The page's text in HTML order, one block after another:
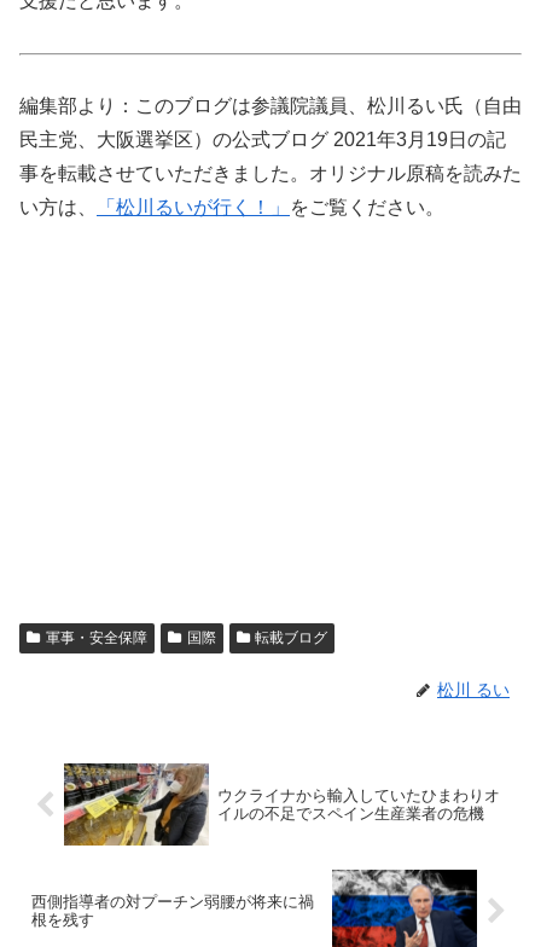
編集部より：このブログは参議院議員、松川るい氏（自由
民主党、大阪選挙区）の公式ブログ 2021年3月19日の記
事を転載させていただきました。オリジナル原稿を読みた
い方は、
「松川るいが行く！」 をご覧ください。
軍事・安全保障 国際 転載ブログ
松川 るい
ウクライナから輸入していたひまわりオ
イルの不足でスペイン生産業者の危機
西側指導者の対プーチン弱腰が将来に禍
根を残す